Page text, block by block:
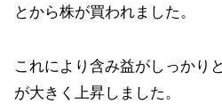
とから株が買われました。
これにより含み益がしっかり
が大きく上昇しました。